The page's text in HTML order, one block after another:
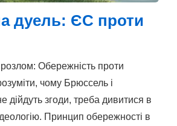
дуель: ЄС проти
Обережність проти
чому Брюссель і
дійдуть згоди, треба дивитися в
Принцип обережності в